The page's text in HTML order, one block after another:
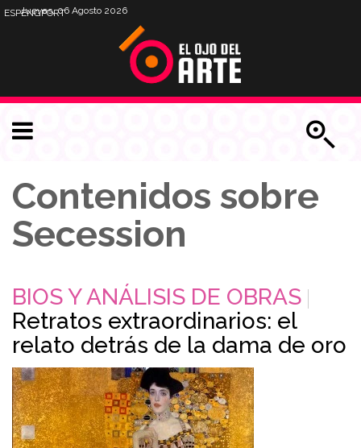
Jueves, 06 Agosto 2026
ESPENGPORT
Contenidos sobre
Secession
BIOS Y ANÁLISIS DE OBRAS
Retratos extraordinarios: el
relato detrás de la dama de oro